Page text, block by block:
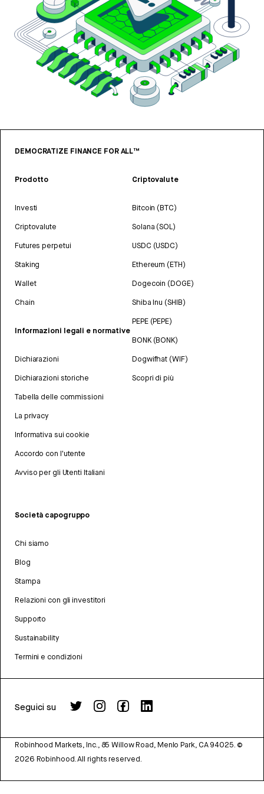
DEMOCRATIZE FINANCE FOR ALL™
Prodotto
Investi
Criptovalute
Futures perpetui
Staking
Wallet
Chain
Informazioni legali e normative
Dichiarazioni
Dichiarazioni storiche
Tabella delle commissioni
La privacy
Informativa sui cookie
Accordo con l'utente
Avviso per gli Utenti Italiani
Criptovalute
Bitcoin (BTC)
Solana (SOL)
USDC (USDC)
Ethereum (ETH)
Dogecoin (DOGE)
Shiba Inu (SHIB)
PEPE (PEPE)
BONK (BONK)
Dogwifhat (WIF)
Scopri di più
Società capogruppo
Chi siamo
Blog
Stampa
Relazioni con gli investitori
Supporto
Sustainability
Termini e condizioni
Seguici su
Robinhood Markets, Inc., 85 Willow Road, Menlo Park, CA 94025. ©
2026 Robinhood. All rights reserved.